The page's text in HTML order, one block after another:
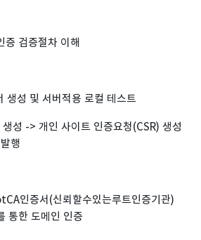
검증절차 이해
생성 및 서버적용 로컬 테스트
성 -> 개인 사이트 인증요청(CSR) 생성
행
인증서(신뢰할수있는루트인증기관)
통한 도메인 인증